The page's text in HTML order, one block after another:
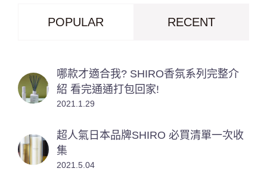
POPULAR RECENT
哪款才適合我? SHIRO香氛系列完整介
紹 看完通通打包回家!
2021.1.29
超人氣日本品牌SHIRO 必買清單一次收
集
2021.5.04